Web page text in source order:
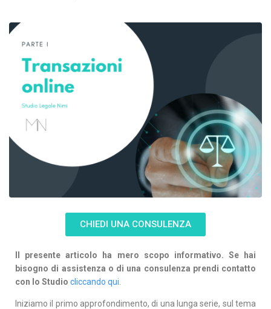
CHIEDI UNA CONSULENZA
Il presente articolo ha mero scopo informativo. Se hai
bisogno di assistenza o di una consulenza prendi contatto
con lo Studio cliccando qui
Iniziamo il primo approfondimento, di una lunga serie, sul tema